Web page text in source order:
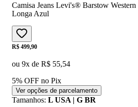
Camisa Jeans Levi's® Barstow Western
Longa Azul
Price:
R$ 499,90
ou 9x de R$ 55,54
5% OFF no Pix
Ver opções de parcelamento
Tamanhos: L USA | G BR